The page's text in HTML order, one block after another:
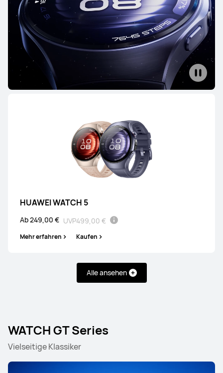
HUAWEI WATCH 5
Ab 249,00 € UVP499,00 €
Mehr erfahren Kaufen
Alle ansehen
WATCH GT Series
Vielseitige Klassiker